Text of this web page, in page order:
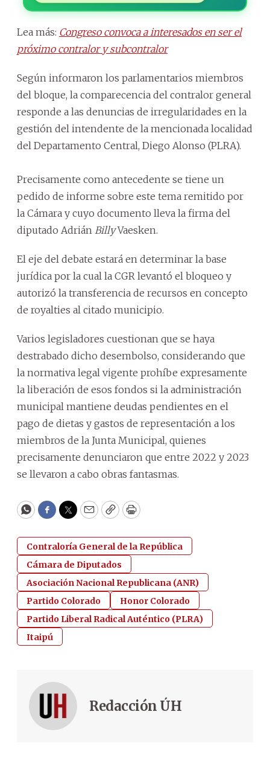
Lea más: Congreso convoca a interesados en ser el
próximo contralor y subcontralor
Según informaron los parlamentarios miembros
del bloque, la comparecencia del contralor general
responde a las denuncias de irregularidades en la
gestión del intendente de la mencionada localidad
del Departamento Central, Diego Alonso (PLRA).
Precisamente como antecedente se tiene un
pedido de informe sobre este tema remitido por
la Cámara y cuyo documento lleva la firma del
diputado Adrián BillyVaesken.
El eje del debate estará en determinar la base
jurídica por la cual la CGR levantó el bloqueo y
autorizó la transferencia de recursos en concepto
de royalties al citado municipio.
Varios legisladores cuestionan que se haya
destrabado dicho desembolso, considerando que
la normativa legal vigente prohíbe expresamente
la liberación de esos fondos si la administración
municipal mantiene deudas pendientes en el
pago de dietas y gastos de representación a los
miembros de la Junta Municipal, quienes
precisamente denunciaron que entre 2022 y 2023
se llevaron a cabo obras fantasmas.
WhatsApp
Facebook
Twitter
EmailCopyPrint
Contraloría General de la República
Cámara de Diputados
Asociación Nacional Republicana (ANR)
Partido Colorado
Honor Colorado
Partido Liberal Radical Auténtico (PLRA)
Itaipú
Redacción ÚH